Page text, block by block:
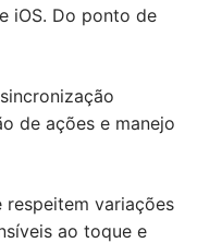
iOS. Do ponto de
de ações e manejo
respeitem variações
ao toque e